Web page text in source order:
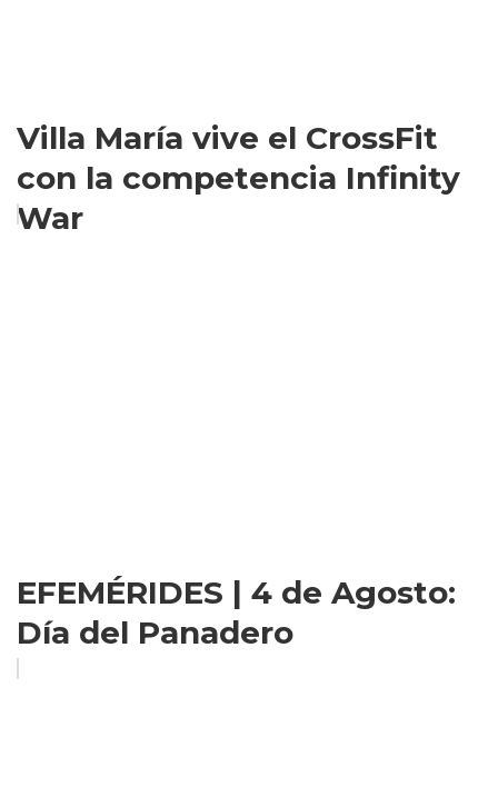
Villa María vive el CrossFit
con la competencia Infinity
War
EFEMÉRIDES | 4 de Agosto:
Día del Panadero